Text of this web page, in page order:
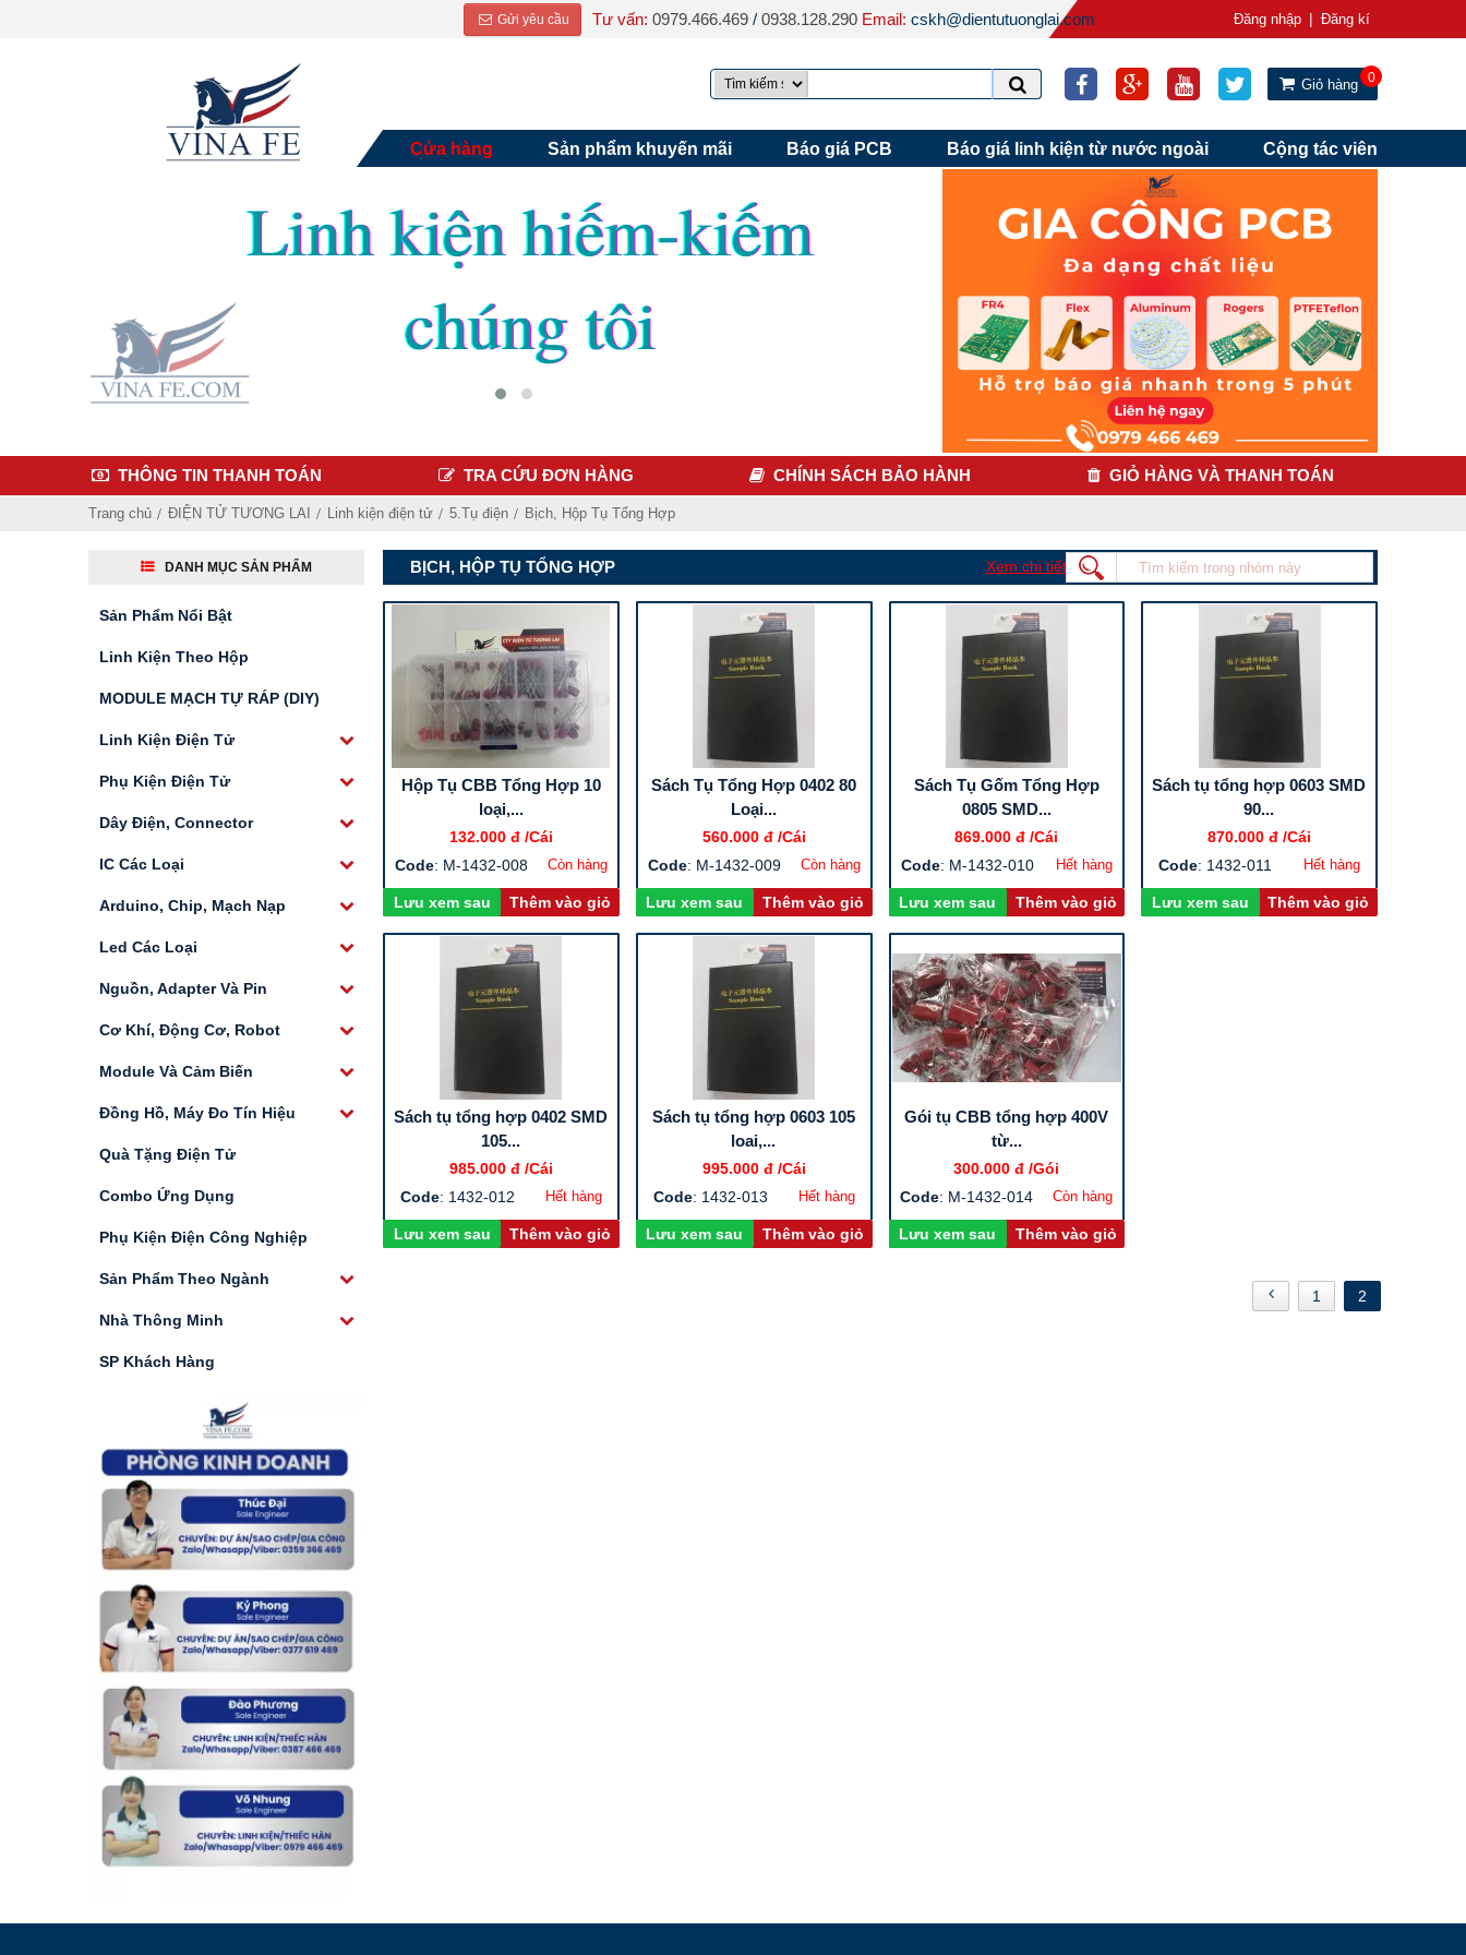
Gửi yêu cầu Tư vấn: 0979.466.469 / 0938.128.290 Email: cskh@dientutuonglai.com Đăng nhập | Đăng kí
Giỏ hàng 0
Cửa hàng Sản phẩm khuyến mãi Báo giá PCB Báo giá linh kiện từ nước ngoài Cộng tác viên
THÔNG TIN THANH TOÁN TRA CỨU ĐƠN HÀNG CHÍNH SÁCH BẢO HÀNH GIỎ HÀNG VÀ THANH TOÁN
Trang chủ ĐIỆN TỬ TƯƠNG LAI Linh kiện điện tử 5.Tụ điện Bịch, Hộp Tụ Tổng Hợp
DANH MỤC SẢN PHẨM
Sản Phẩm Nổi Bật
Linh Kiện Theo Hộp
MODULE MẠCH TỰ RÁP (DIY)
Linh Kiện Điện Tử
Phụ Kiện Điện Tử
Dây Điện, Connector
IC Các Loại
Arduino, Chip, Mạch Nạp
Led Các Loại
Nguồn, Adapter Và Pin
Cơ Khí, Động Cơ, Robot
Module Và Cảm Biến
Đồng Hồ, Máy Đo Tín Hiệu
Quà Tặng Điện Tử
Combo Ứng Dụng
Phụ Kiện Điện Công Nghiệp
Sản Phẩm Theo Ngành
Nhà Thông Minh
SP Khách Hàng
BỊCH, HỘP TỤ TỔNG HỢP Xem chi tiết
Hộp Tụ CBB Tổng Hợp 10
loại,...
132.000 đ/Cái
Code: M-1432-008 Còn hàng
Lưu xem sau Thêm vào giỏ
Sách Tụ Tổng Hợp 0402 80
Loại...
560.000 đ/Cái
Code: M-1432-009 Còn hàng
Lưu xem sau Thêm vào giỏ
Sách Tụ Gốm Tổng Hợp
0805 SMD...
869.000 đ /Cái
Code: M-1432-010 Hết hàng
Lưu xem sau Thêm vào giỏ
Sách tụ tổng hợp 0603 SMD
90...
870.000 đ /Cái
Code: 1432-011 Hết hàng
Lưu xem sau Thêm vào giỏ
Sách tụ tổng hợp 0402 SMD
105...
985.000 đ/Cái
Code: 1432-012 Hết hàng
Lưu xem sau Thêm vào giỏ
Sách tụ tổng hợp 0603 105
loai,...
995.000 đ/Cái
Code: 1432-013 Hết hàng
Lưu xem sau Thêm vào giỏ
Gói tụ CBB tổng hợp 400V
từ...
300.000 đ /Gói
Code: M-1432-014 Còn hàng
Lưu xem sau Thêm vào giỏ
1 2